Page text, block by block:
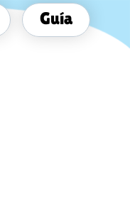
Guía